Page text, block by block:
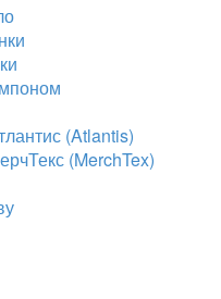
(Atlantis)
(MerchTex)